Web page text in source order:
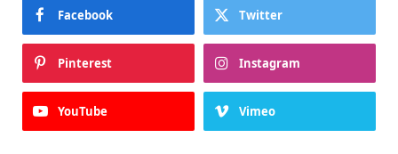
Facebook Twitter
Pinterest Instagram
YouTube Vimeo